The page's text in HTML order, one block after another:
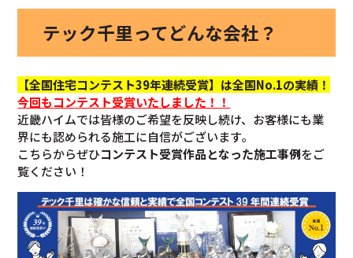
テック千里ってどんな会社？
【全国住宅コンテスト39年連続受賞】は全国No.1の実績！
今回もコンテスト受賞いたしました！！
近畿ハイムでは皆様のご希望を反映し続け、お客様にも業
界にも認められる施工に自信がございます。
こちらからぜひコンテスト受賞作品となった施工事例をご
覧ください！